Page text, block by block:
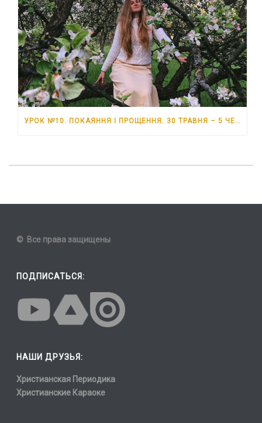
УРОК №10. ПОКАЯННЯ І ПРОЩЕННЯ. 30 ТРАВНЯ – 5 ЧЕРВНЯ 2026 РОКУ
© Все права защищены
ПОДПИСАТЬСЯ:
НАШИ ДРУЗЬЯ:
Христианская Периодика
Христианские Караоке